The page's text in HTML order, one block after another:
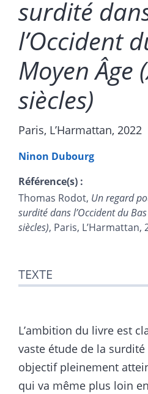
surdité
l’Occident
Moyen Âge
siècles)
Paris, L’Harmattan, 2022
Ninon Dubourg
Référence(s) :
Thomas Rodot, Un regard
surdité dans l’Occident du
siècles), Paris, L’Harmattan,
Notes
Citer cet article
TEXTE
L’ambition du livre est
vaste étude de la surdité
objectif pleinement
qui va même plus loin